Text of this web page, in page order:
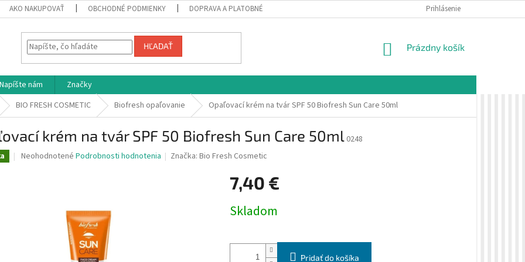
AKO NAKUPOVAŤ OBCHODNÉ PODMIENKY DOPRAVA A PLATOBNÉ PODMIENKY VZORKOVÁ PREDAJŇA
Prihlásenie
HĽADAŤ
NÁKUPNÝ
Prázdny košík
Napíšte nám
Značky
BIO FRESH COSMETIC Biofresh opaľovanie Opaľovací krém na tvár SPF 50 Biofresh Sun Care 50ml
krém na tvár SPF 50 Biofresh Sun Care 50ml 0248
Priemerné
Neohodnotené Podrobnosti hodnotenia Značka:Bio Fresh Cosmetic
7,40 €
cena:
Skladom
Pridať do košíka